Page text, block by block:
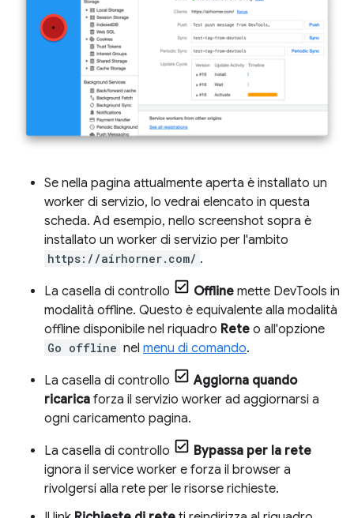
Se nella pagina attualmente aperta è installato un
worker di servizio, lo vedrai elencato in questa
scheda. Ad esempio, nello screenshot sopra è
installato un worker di servizio per l'ambito
https://airhorner.com/ .
La casella di controllo Offline mette DevTools in
modalità offline. Questo è equivalente alla modalità
offline disponibile nel riquadro Rete o all'opzione
Go offline nel menu di comando.
La casella di controllo
Aggiorna quando
ricarica forza il servizio worker ad aggiornarsi a
ogni caricamento pagina.
La casella di controllo
Bypassa per la rete
ignora il service worker e forza il browser a
rivolgersi alla rete per le risorse richieste.